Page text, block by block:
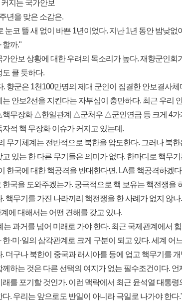
지는 국가안보
년을 맞은 소감은.
눈코 뜰 새 없이 바쁜 1년이었다. 지난 1년 동안 밤낮없
할까."
안보 상황에 대한 우려의 목소리가 높다. 재향군인회
도 클 듯하다.
. 향군은 1천100만명의 제대 군인이 집결한 안보결사
는 안보2선을 지킨다는 자부심이 충만하다. 최근 우리
무장화 △한일관계 △군처우 △군인연금 등 크게 4가
적 핵 무장화 이슈가 커지고 있는데.
무기체계는 전반적으로 북한을 압도한다. 그러나 북
고 있는 한 다른 무기들은 의미가 없다. 한마디로 핵무
한국에 대한 핵공격을 반대한다면, LA를 핵공격하겠
한국을 도와주겠는가. 궁극적으로 핵 보유는 핵전쟁을
. 핵무기를 가진 나라끼리 핵전쟁을 한 사례가 없지 않나
에 대해서는 어떤 견해를 갖고 있나.
는 과거를 넘어 미래로 가야 한다. 최근 국제관계에서
한·미·일의 삼각관계로 크게 구분이 되고 있다. 세계 어
. 더구나 북한이 중국과 러시아를 등에 업고 핵무기를
께하는 것은 다른 선택의 여지가 없는 필수조건이다.
래를 포기할 것인가. 이런 맥락에서 최근 윤석열 대통
다. 우리는 앞으로도 반일이 아니라 극일로 나가야 한다